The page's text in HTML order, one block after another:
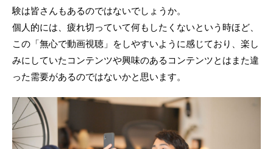
験は皆さんもあるのではないでしょうか。
個人的には、疲れ切っていて何もしたくないという時ほど、
この「無心で動画視聴」をしやすいように感じており、楽し
みにしていたコンテンツや興味のあるコンテンツとはまた違
った需要があるのではないかと思います。